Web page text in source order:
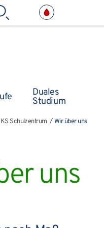
Duales
Studium
Kliniken & medizinische
Schulzentrum Wir über uns
Schulzentrum Wir über uns
uns